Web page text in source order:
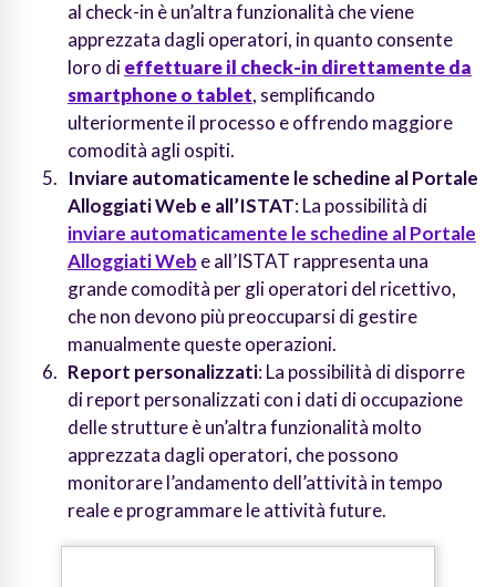
al check-in è un’altra funzionalità che viene
apprezzata dagli operatori, in quanto consente
loro dieffettuare il check-in direttamente da
smartphone o tablet, semplificando
ulteriormente il processo e offrendo maggiore
comodità agli ospiti.
Inviare automaticamente le schedine al Portale
Alloggiati Web e all’ISTAT: La possibilità di
inviare automaticamente le schedine al Portale
Alloggiati Web e all’ISTAT rappresenta una
grande comodità per gli operatori del ricettivo,
che non devono più preoccuparsi di gestire
manualmente queste operazioni.
Report personalizzati: La possibilità di disporre
di report personalizzati con i dati di occupazione
delle strutture è un’altra funzionalità molto
apprezzata dagli operatori, che possono
monitorare l’andamento dell’attività in tempo
reale e programmare le attività future.